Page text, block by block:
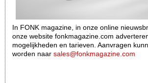
In FONK magazine, in onze online
onze website fonkmagazine.com
mogelijkheden en tarieven. Aanvragen
worden naar sales@fonkmagazine.com